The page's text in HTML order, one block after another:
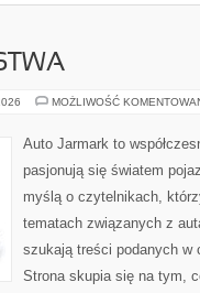
MOŻLIWOŚĆ
Auto Jarmark to
pasjonują się światem
myślą o czytelnikach,
tematach związanych z
szukają treści podanych
Strona skupia się na tym,